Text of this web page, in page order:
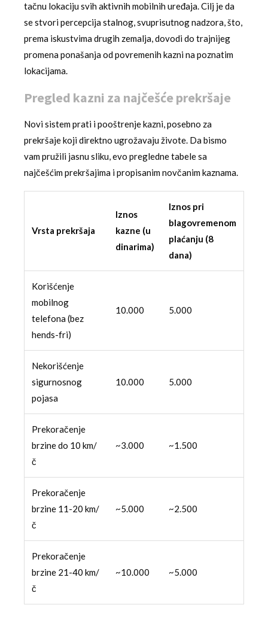
tačnu lokaciju svih aktivnih mobilnih uređaja. Cilj je da
se stvori percepcija stalnog, svuprisutnog nadzora, što,
prema iskustvima drugih zemalja, dovodi do trajnijeg
promena ponašanja od povremenih kazni na poznatim
lokacijama.
Pregled kazni za najčešće prekršaje
Novi sistem prati i pooštrenje kazni, posebno za
prekršaje koji direktno ugrožavaju živote. Da bismo
vam pružili jasnu sliku, evo pregledne tabele sa
najčešćim prekršajima i propisanim novčanim kaznama.
Vrsta prekršaja
Iznos
kazne (u
dinarima)
Iznos pri
blagovremenom
plaćanju (8
dana)
Korišćenje
mobilnog
telefona (bez
hends-fri)
10.000 5.000
Nekorišćenje
sigurnosnog
pojasa
10.000 5.000
Prekoračenje
brzine do 10 km/
č
~3.000 ~1.500
Prekoračenje
brzine 11-20 km/
č
~5.000 ~2.500
Prekoračenje
brzine 21-40 km/
č
~10.000 ~5.000